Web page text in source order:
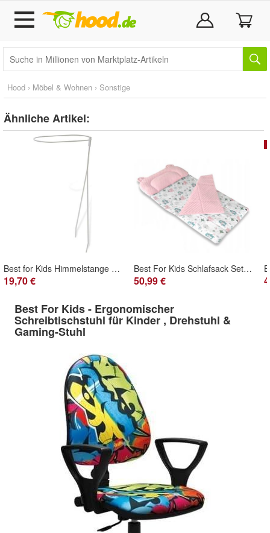
Hood › Möbel & Wohnen › Sonstige
Ähnliche Artikel:
Best for Kids Himmelstange Babybett & Wiege, Betthimmel Gerade, Fleece Montierbar
19,70 €
Best For Kids Schlafsack Set mit Bärenkissen und Beutel für Kindergarten und Camping
50,99 €
Best For Kids - Ergonomischer
Schreibtischstuhl für Kinder , Drehstuhl &
Gaming-Stuhl